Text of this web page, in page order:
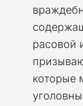
расовой
которые